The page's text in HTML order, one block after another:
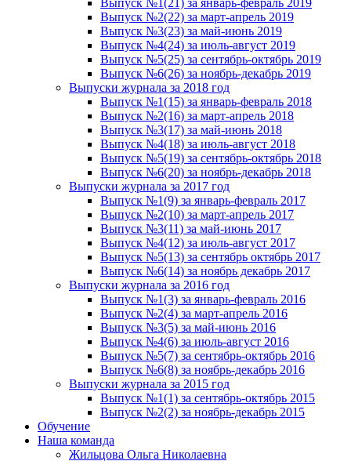
Выпуск №2(22) за март-апрель 2019
Выпуск №3(23) за май-июнь 2019
Выпуск №4(24) за июль-август 2019
Выпуск №5(25) за сентябрь-октябрь 2019
Выпуск №6(26) за ноябрь-декабрь 2019
Выпуски журнала за 2018 год
Выпуск №1(15) за январь-февраль 2018
Выпуск №2(16) за март-апрель 2018
Выпуск №3(17) за май-июнь 2018
Выпуск №4(18) за июль-август 2018
Выпуск №5(19) за сентябрь-октябрь 2018
Выпуск №6(20) за ноябрь-декабрь 2018
Выпуски журнала за 2017 год
Выпуск №1(9) за январь-февраль 2017
Выпуск №2(10) за март-апрель 2017
Выпуск №3(11) за май-июнь 2017
Выпуск №4(12) за июль-август 2017
Выпуск №5(13) за сентябрь октябрь 2017
Выпуск №6(14) за ноябрь декабрь 2017
Выпуски журнала за 2016 год
Выпуск №1(3) за январь-февраль 2016
Выпуск №2(4) за март-апрель 2016
Выпуск №3(5) за май-июнь 2016
Выпуск №4(6) за июль-август 2016
Выпуск №5(7) за сентябрь-октябрь 2016
Выпуск №6(8) за ноябрь-декабрь 2016
Выпуски журнала за 2015 год
Выпуск №1(1) за сентябрь-октябрь 2015
Выпуск №2(2) за ноябрь-декабрь 2015
Обучение
Наша команда
Жильцова Ольга Николаевна